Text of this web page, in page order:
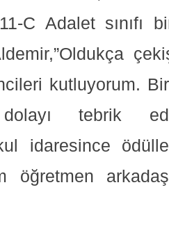
C Adalet sınıfı
kutluyorum.
dolayı tebrik
idaresince
öğretmen